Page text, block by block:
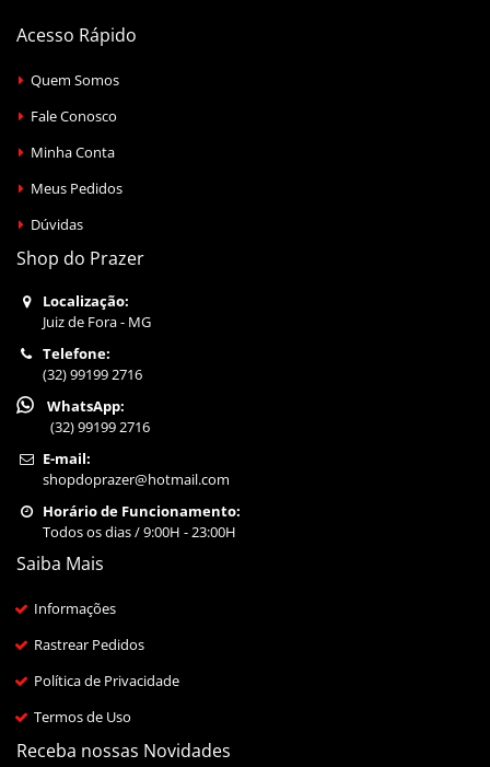
Acesso Rápido
Quem Somos
Fale Conosco
Minha Conta
Meus Pedidos
Dúvidas
Shop do Prazer
Localização:
Juiz de Fora - MG
Telefone:
(32) 99199 2716
WhatsApp:
(32) 99199 2716
E-mail:
shopdoprazer@hotmail.com
Horário de Funcionamento:
Todos os dias / 9:00H - 23:00H
Saiba Mais
Informações
Rastrear Pedidos
Política de Privacidade
Termos de Uso
Receba nossas Novidades